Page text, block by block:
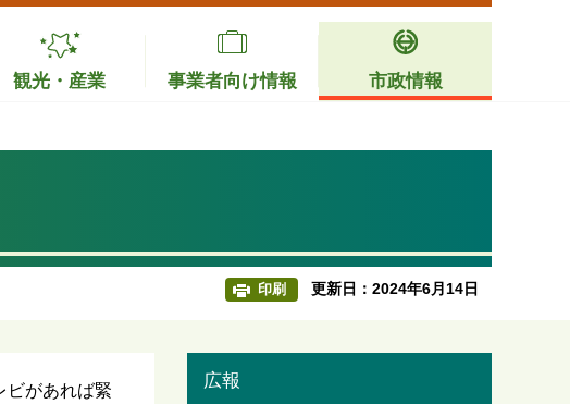
観光・産業 事業者向け情報 市政情報
印刷 更新日：2024年6月14日
ビがあれば緊
広報